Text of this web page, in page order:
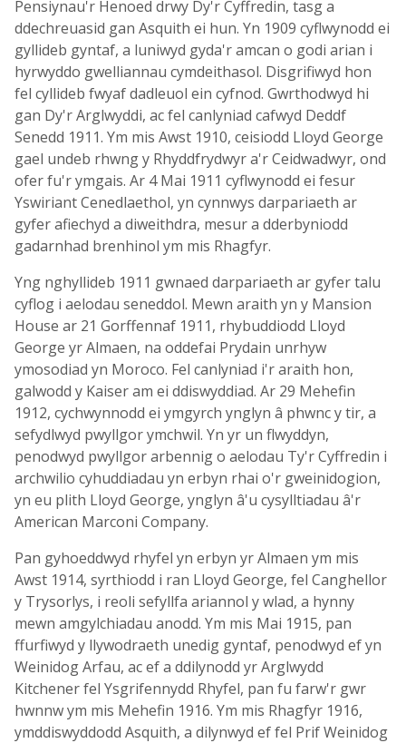
Pensiynau'r Henoed drwy Dy'r Cyffredin, tasg a
ddechreuasid gan Asquith ei hun. Yn 1909 cyflwynodd ei
gyllideb gyntaf, a luniwyd gyda'r amcan o godi arian i
hyrwyddo gwelliannau cymdeithasol. Disgrifiwyd hon
fel cyllideb fwyaf dadleuol ein cyfnod. Gwrthodwyd hi
gan Dy'r Arglwyddi, ac fel canlyniad cafwyd Deddf
Senedd 1911. Ym mis Awst 1910, ceisiodd Lloyd George
gael undeb rhwng y Rhyddfrydwyr a'r Ceidwadwyr, ond
ofer fu'r ymgais. Ar 4 Mai 1911 cyflwynodd ei fesur
Yswiriant Cenedlaethol, yn cynnwys darpariaeth ar
gyfer afiechyd a diweithdra, mesur a dderbyniodd
gadarnhad brenhinol ym mis Rhagfyr.
Yng nghyllideb 1911 gwnaed darpariaeth ar gyfer talu
cyflog i aelodau seneddol. Mewn araith yn y Mansion
House ar 21 Gorffennaf 1911, rhybuddiodd Lloyd
George yr Almaen, na oddefai Prydain unrhyw
ymosodiad yn Moroco. Fel canlyniad i'r araith hon,
galwodd y Kaiser am ei ddiswyddiad. Ar 29 Mehefin
1912, cychwynnodd ei ymgyrch ynglyn â phwnc y tir, a
sefydlwyd pwyllgor ymchwil. Yn yr un flwyddyn,
penodwyd pwyllgor arbennig o aelodau Ty'r Cyffredin i
archwilio cyhuddiadau yn erbyn rhai o'r gweinidogion,
yn eu plith Lloyd George, ynglyn â'u cysylltiadau â'r
American Marconi Company.
Pan gyhoeddwyd rhyfel yn erbyn yr Almaen ym mis
Awst 1914, syrthiodd i ran Lloyd George, fel Canghellor
y Trysorlys, i reoli sefyllfa ariannol y wlad, a hynny
mewn amgylchiadau anodd. Ym mis Mai 1915, pan
ffurfiwyd y llywodraeth unedig gyntaf, penodwyd ef yn
Weinidog Arfau, ac ef a ddilynodd yr Arglwydd
Kitchener fel Ysgrifennydd Rhyfel, pan fu farw'r gwr
hwnnw ym mis Mehefin 1916. Ym mis Rhagfyr 1916,
ymddiswyddodd Asquith, a dilynwyd ef fel Prif Weinidog